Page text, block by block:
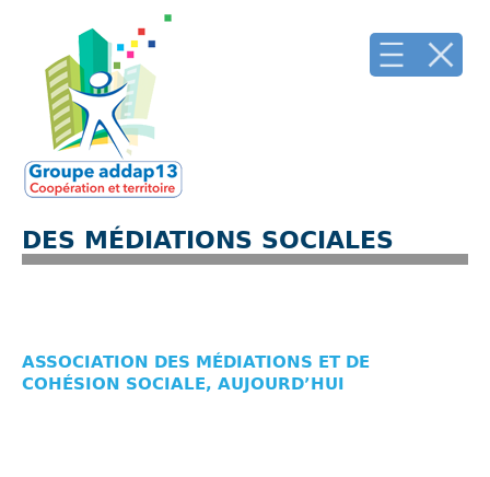
DES MÉDIATIONS SOCIALES
ASSOCIATION DES MÉDIATIONS ET DE
COHÉSION SOCIALE, AUJOURD’HUI